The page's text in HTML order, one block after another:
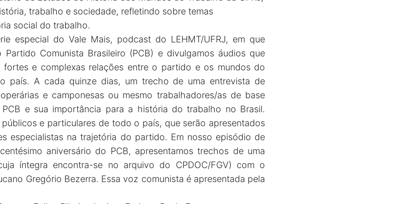
trabalho e sociedade, refletindo sobre temas
social do trabalho.
especial do Vale Mais, podcast do LEHMT/UFRJ, em que
Comunista Brasileiro (PCB) e divulgamos áudios que
fortes e complexas relações entre o partido e os mundos do
país. A cada quinze dias, um trecho de uma entrevista de
e camponesas ou mesmo trabalhadores/as de base
e sua importância para a história do trabalho no Brasil.
e particulares de todo o país, que serão apresentados
especialistas na trajetória do partido. Em nosso episódio de
aniversário do PCB, apresentamos trechos de uma
íntegra encontra-se no arquivo do CPDOC/FGV) com o
Gregório Bezerra. Essa voz comunista é apresentada pela